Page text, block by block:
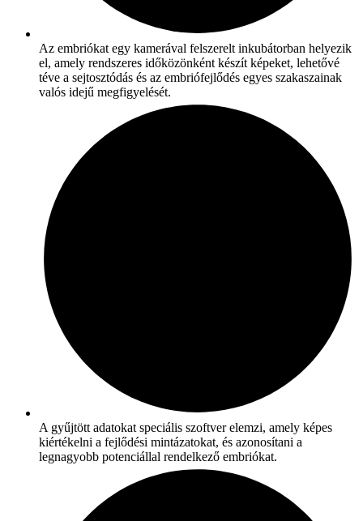
Az embriókat egy kamerával felszerelt inkubátorban helyezik
el, amely rendszeres időközönként készít képeket, lehetővé
téve a sejtosztódás és az embriófejlődés egyes szakaszainak
valós idejű megfigyelését.
A gyűjtött adatokat speciális szoftver elemzi, amely képes
kiértékelni a fejlődési mintázatokat, és azonosítani a
legnagyobb potenciállal rendelkező embriókat.